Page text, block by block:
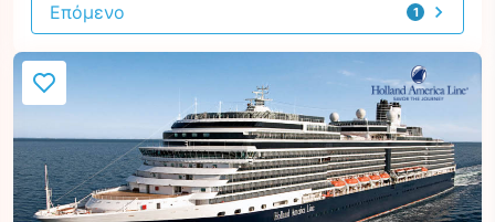
1
προσφορά
Επόμενο